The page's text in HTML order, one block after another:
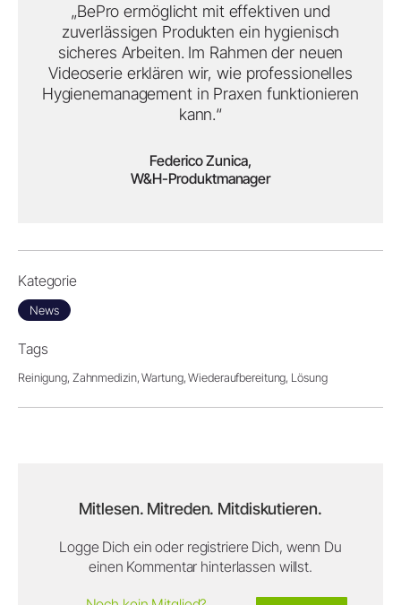
„BePro ermöglicht mit effektiven und
zuverlässigen Produkten ein hygienisch
sicheres Arbeiten. Im Rahmen der neuen
Videoserie erklären wir, wie professionelles
Hygienemanagement in Praxen funktionieren
kann.“
Federico Zunica,
W&H-Produktmanager
Kategorie
News
Tags
Reinigung, Zahnmedizin, Wartung, Wiederaufbereitung, Lösung
Mitlesen. Mitreden. Mitdiskutieren.
Logge Dich ein oder registriere Dich, wenn Du
einen Kommentar hinterlassen willst.